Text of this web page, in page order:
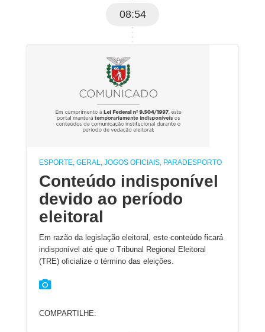
08:54
ESPORTE, GERAL, JOGOS OFICIAIS, PARADESPORTO
Conteúdo indisponível
devido ao período
eleitoral
Em razão da legislação eleitoral, este conteúdo ficará
indisponível até que o Tribunal Regional Eleitoral
(TRE) oficialize o término das eleições.
COMPARTILHE: